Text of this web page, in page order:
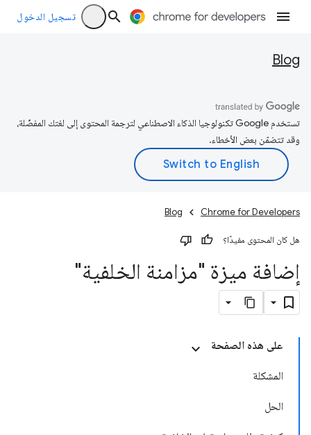
تسجيل الدخول
Blog
تستخدم Google تكنولوجيا الذكاء الاصطناعي لترجمة المحتوى إلى لغتك المفضّلة،
وقد تتضمّن بعض الأخطاء.
Chrome for Developers
Blog
هل كان المحتوى مفيدًا؟
إضافة ميزة "مزامنة الخلفية"
على هذه الصفحة
المشكلة
الحل